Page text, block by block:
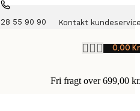
28 55 90 90 Kontakt
0,00
Fri fragt over 699,00